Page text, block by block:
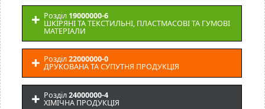
Розділ 19000000-6
ШКІРЯНІ ТА ТЕКСТИЛЬНІ, ПЛАСТМАСОВІ ТА ГУМОВІ
МАТЕРІАЛИ
Розділ22000000-0
ДРУКОВАНА ТА СУПУТНЯ ПРОДУКЦІЯ
Розділ24000000-4
ХІМІЧНА ПРОДУКЦІЯ